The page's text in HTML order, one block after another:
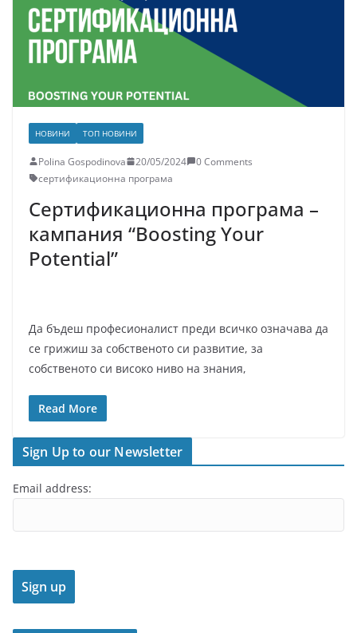
НОВИНИ ТОП НОВИНИ
Polina Gospodinova 20/05/2024
0 Comments
сертификационна програма
Сертификационна програма –
кампания “Boosting Your
Potential”
Да бъдеш професионалист преди всичко означава да
се грижиш за собственото си развитие, за
собственото си високо ниво на знания,
Read More
Sign Up to our Newsletter
Email address: